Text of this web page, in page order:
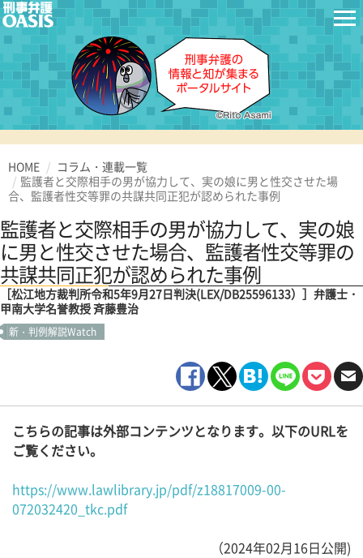
HOME
コラム・連載一覧
監護者と交際相手の男が協力して、実の娘に男と性交させた場
合、監護者性交等罪の共謀共同正犯が認められた事例
監護者と交際相手の男が協力して、実の娘
に男と性交させた場合、監護者性交等罪の
共謀共同正犯が認められた事例
［松江地方裁判所令和5年9月27日判決(LEX/DB25596133）］弁護士・
甲南大学名誉教授 斉藤豊治
新・判例解説Watch
こちらの記事は外部コンテンツとなります。以下のURLを
ご覧ください。
https://www.lawlibrary.jp/pdf/z18817009-00-
072032420_tkc.pdf
（2024年02月16日公開)